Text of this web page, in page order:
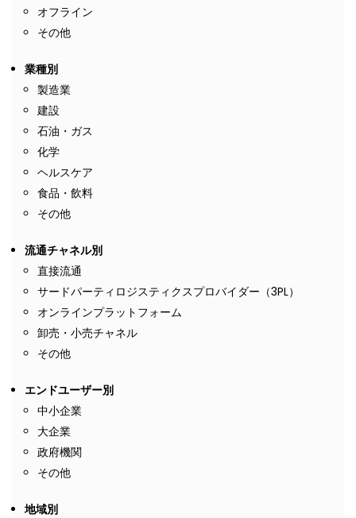
オフライン
その他
業種別
製造業
建設
石油・ガス
化学
ヘルスケア
食品・飲料
その他
流通チャネル別
直接流通
サードパーティロジスティクスプロバイダー（3PL）
オンラインプラットフォーム
卸売・小売チャネル
その他
エンドユーザー別
中小企業
大企業
政府機関
その他
地域別